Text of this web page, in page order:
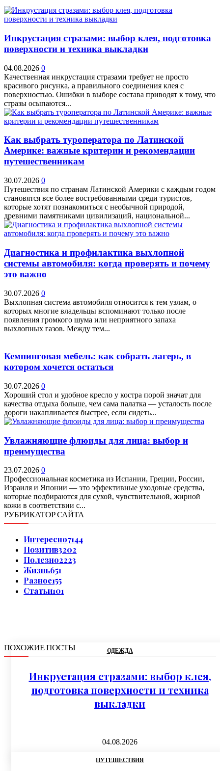
Инкрустация стразами: выбор клея, подготовка
поверхности и техника выкладки
04.08.2026 0
Качественная инкрустация стразами требует не просто
красивого рисунка, а правильного соединения клея с
поверхностью. Ошибки в выборе состава приводят к тому, что
стразы осыпаются...
Как выбрать туроператора по Латинской
Америке: важные критерии и рекомендации
путешественникам
30.07.2026 0
Путешествия по странам Латинской Америки с каждым годом
становятся все более востребованными среди туристов,
которые хотят познакомиться с необычной природой,
древними памятниками цивилизаций, национальной...
Диагностика и профилактика выхлопной
системы автомобиля: когда проверять и почему
это важно
30.07.2026 0
Выхлопная система автомобиля относится к тем узлам, о
которых многие владельцы вспоминают только после
появления громкого шума или неприятного запаха
выхлопных газов. Между тем...
Кемпинговая мебель: как собрать лагерь, в
котором хочется остаться
30.07.2026 0
Хороший стол и удобное кресло у костра порой значат для
качества отдыха больше, чем сама палатка — усталость после
дороги накапливается быстрее, если сидеть...
Увлажняющие флюиды для лица: выбор и
преимущества
23.07.2026 0
Профессиональная косметика из Испании, Греции, России,
Израиля и Японии — это эффективные уходовые средства,
которые подбираются для сухой, чувствительной, жирной
кожи в соответствии с...
РУБРИКАТОР САЙТА
Интересно7144
Позитив3202
Полезно2223
Жизнь651
Разное155
Статьи101
ПОХОЖИЕ ПОСТЫ ОДЕЖДА
Инкрустация стразами: выбор клея,
подготовка поверхности и техника
выкладки
04.08.2026
ПУТЕШЕСТВИЯ